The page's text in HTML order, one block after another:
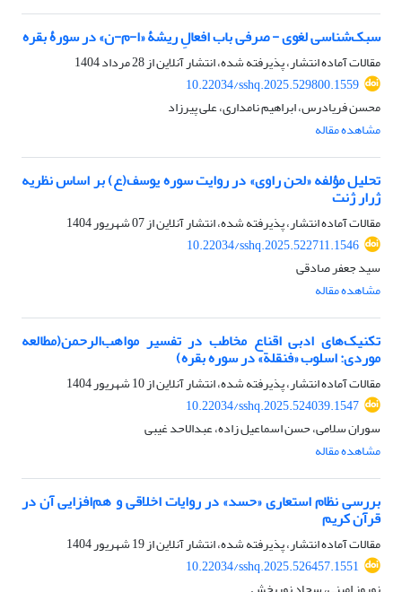
سبک‌شناسی لغوی - صرفی باب افعالِ ریشۀ «ا-م-ن» در سورۀ بقره
مقالات آماده انتشار، پذیرفته شده، انتشار آنلاین از28 مرداد 1404
10.22034/sshq.2025.529800.1559
محسن فریادرس، ابراهیم نامداری، علی پیرزاد
مشاهده مقاله
تحلیل مؤلفه «لحن راوی» در روایت سوره یوسف(ع) بر اساس نظریه
ژرار ژنت
مقالات آماده انتشار، پذیرفته شده، انتشار آنلاین از07 شهریور 1404
10.22034/sshq.2025.522711.1546
سید جعفر صادقی
مشاهده مقاله
تکنیک‌های ادبی اقناع مخاطب در تفسیر مواهب‌الرحمن(مطالعه
موردی: اسلوب «فنقلة» در سوره بقره)
مقالات آماده انتشار، پذیرفته شده، انتشار آنلاین از10 شهریور 1404
10.22034/sshq.2025.524039.1547
سوران سلامی، حسن اسماعیل زاده، عبدالاحد غیبی
مشاهده مقاله
بررسی نظام استعاری «حسد» در روایات اخلاقی و هم‌افزایی آن در
قرآن کریم
مقالات آماده انتشار، پذیرفته شده، انتشار آنلاین از19 شهریور 1404
10.22034/sshq.2025.526457.1551